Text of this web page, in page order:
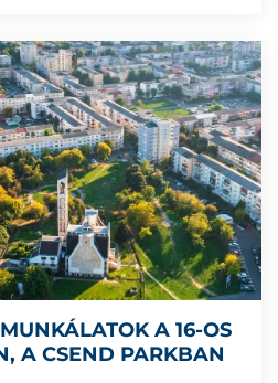
A 16-OS
A CSEND PARKBAN